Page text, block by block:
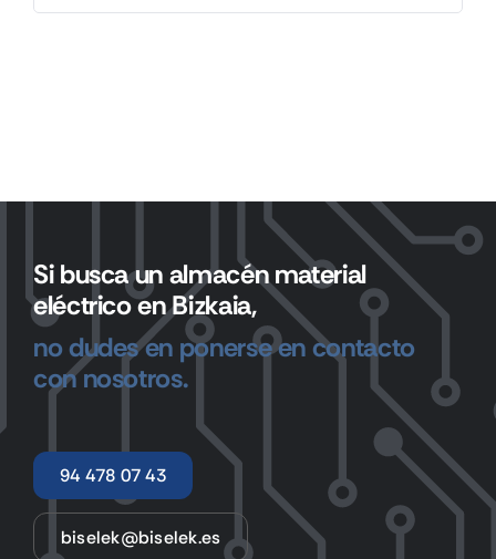
Si busca un almacén material
eléctrico en Bizkaia,
no dudes en ponerse en contacto
con nosotros.
94 478 07 43
biselek@biselek.es